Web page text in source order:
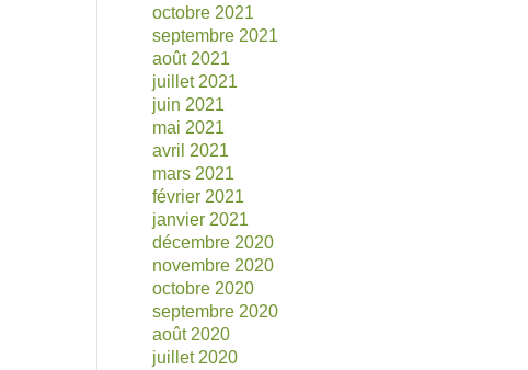
octobre 2021
septembre 2021
août 2021
juillet 2021
juin 2021
mai 2021
avril 2021
mars 2021
février 2021
janvier 2021
décembre 2020
novembre 2020
octobre 2020
septembre 2020
août 2020
juillet 2020